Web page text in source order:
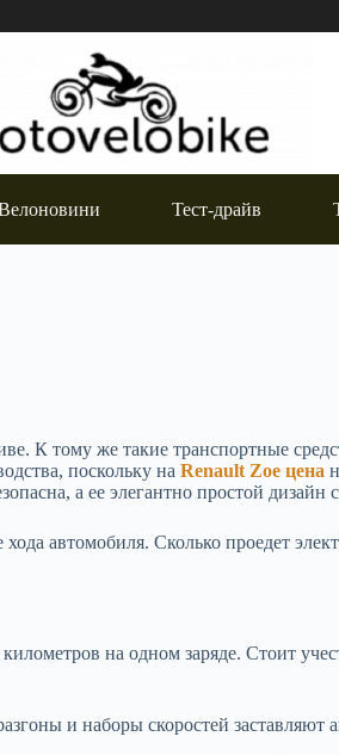
Тест-драйв
К тому же такие транспортные
поскольку на Renault Zoe цена
а ее элегантно простой дизайн
автомобиля. Сколько проедет
на одном заряде. Стоит
и наборы скоростей заставляют